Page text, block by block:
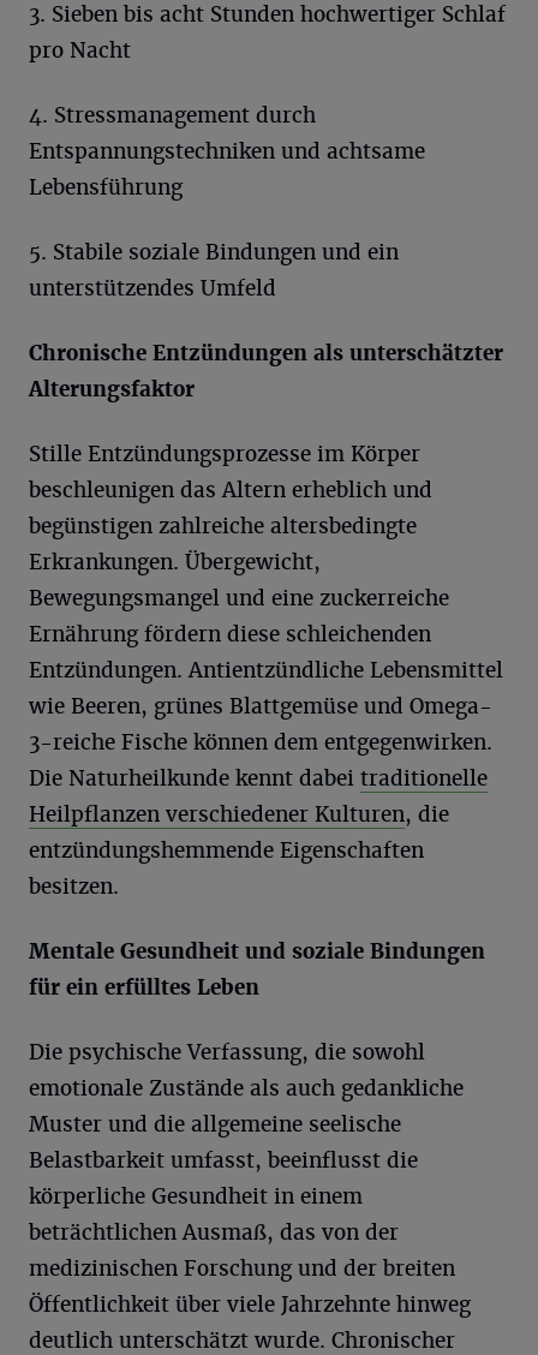
3. Sieben bis acht Stunden hochwertiger Schlaf
pro Nacht
4. Stressmanagement durch
Entspannungstechniken und achtsame
Lebensführung
5. Stabile soziale Bindungen und ein
unterstützendes Umfeld
Chronische Entzündungen als unterschätzter
Alterungsfaktor
Stille Entzündungsprozesse im Körper
beschleunigen das Altern erheblich und
begünstigen zahlreiche altersbedingte
Erkrankungen. Übergewicht,
Bewegungsmangel und eine zuckerreiche
Ernährung fördern diese schleichenden
Entzündungen. Antientzündliche Lebensmittel
wie Beeren, grünes Blattgemüse und Omega-
3-reiche Fische können dem entgegenwirken.
Die Naturheilkunde kennt dabei traditionelle
Heilpflanzen verschiedener Kulturen, die
entzündungshemmende Eigenschaften
besitzen.
Mentale Gesundheit und soziale Bindungen
für ein erfülltes Leben
Die psychische Verfassung, die sowohl
emotionale Zustände als auch gedankliche
Muster und die allgemeine seelische
Belastbarkeit umfasst, beeinflusst die
körperliche Gesundheit in einem
beträchtlichen Ausmaß, das von der
medizinischen Forschung und der breiten
Öffentlichkeit über viele Jahrzehnte hinweg
deutlich unterschätzt wurde. Chronischer